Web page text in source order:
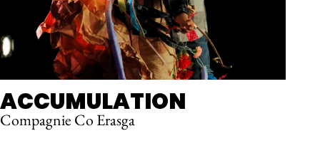
ACCUMULATION
Compagnie Co Erasga